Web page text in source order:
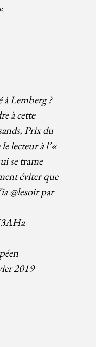
à Lemberg ?
à cette
, Prix du
lecteur à l’«
se trame
éviter que
@lesoirpar
2019